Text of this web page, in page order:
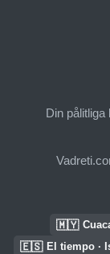
Din
🇲🇾
🇪🇸 El tiempo ·